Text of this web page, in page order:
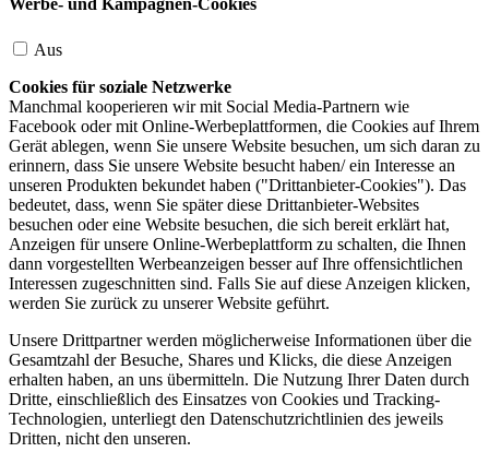
Werbe- und Kampagnen-Cookies
Aus
Cookies für soziale Netzwerke
Manchmal kooperieren wir mit Social Media-Partnern wie
Facebook oder mit Online-Werbeplattformen, die Cookies auf Ihrem
Gerät ablegen, wenn Sie unsere Website besuchen, um sich daran zu
erinnern, dass Sie unsere Website besucht haben/ ein Interesse an
unseren Produkten bekundet haben ("Drittanbieter-Cookies"). Das
bedeutet, dass, wenn Sie später diese Drittanbieter-Websites
besuchen oder eine Website besuchen, die sich bereit erklärt hat,
Anzeigen für unsere Online-Werbeplattform zu schalten, die Ihnen
dann vorgestellten Werbeanzeigen besser auf Ihre offensichtlichen
Interessen zugeschnitten sind. Falls Sie auf diese Anzeigen klicken,
werden Sie zurück zu unserer Website geführt.
Unsere Drittpartner werden möglicherweise Informationen über die
Gesamtzahl der Besuche, Shares und Klicks, die diese Anzeigen
erhalten haben, an uns übermitteln. Die Nutzung Ihrer Daten durch
Dritte, einschließlich des Einsatzes von Cookies und Tracking-
Technologien, unterliegt den Datenschutzrichtlinien des jeweils
Dritten, nicht den unseren.